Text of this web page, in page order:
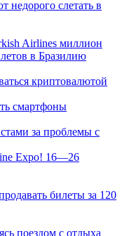
недорого слетать в
Airlines миллион
в Бразилию
криптовалютой
смартфоны
за проблемы с
Expo! 16—26
билеты за 120
поездом с отдыха